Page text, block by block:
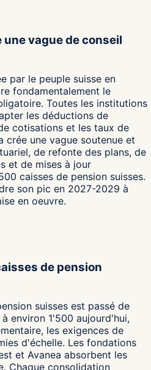
une vague de conseil
par le peuple suisse en
fondamentalement le
Toutes les institutions
les déductions de
cotisations et les taux de
une vague soutenue et
de refonte des plans, de
et de mises à jour
caisses de pension suisses.
son pic en 2027-2029 à
en oeuvre.
de pension
suisses est passé de
environ 1'500 aujourd'hui,
les exigences de
d'échelle. Les fondations
et Avanea absorbent les
Chaque consolidation